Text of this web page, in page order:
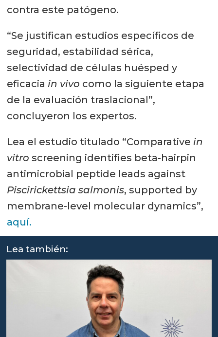
contra este patógeno.
“Se justifican estudios específicos de
seguridad, estabilidad sérica,
selectividad de células huésped y
eficacia in vivo como la siguiente etapa
de la evaluación traslacional”,
concluyeron los expertos.
Lea el estudio titulado “Comparative in
vitro screening identifies beta-hairpin
antimicrobial peptide leads against
Piscirickettsia salmonis, supported by
membrane-level molecular dynamics”,
aquí.
Lea también: